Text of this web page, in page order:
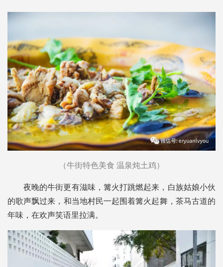
（牛街特色美食 温泉炖土鸡）
夜晚的牛街更有滋味，篝火打跳燃起来，白族姑娘小伙
的歌声飘过来，和当地村民一起围着篝火起舞，茶马古道的
年味，在欢声笑语里拉满。